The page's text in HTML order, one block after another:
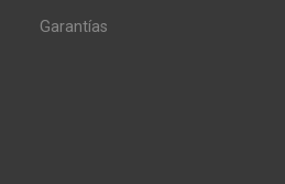
Garantías